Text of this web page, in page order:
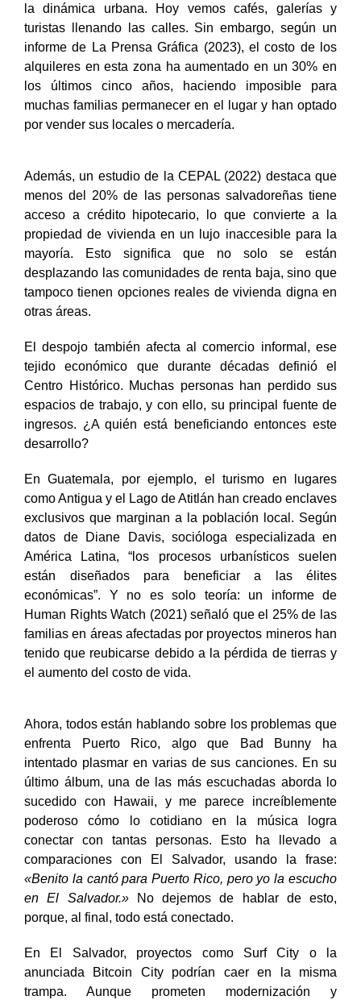
la dinámica urbana. Hoy vemos cafés, galerías y
turistas llenando las calles. Sin embargo, según un
informe de La Prensa Gráfica (2023), el costo de los
alquileres en esta zona ha aumentado en un 30% en
los últimos cinco años, haciendo imposible para
muchas familias permanecer en el lugar y han optado
por vender sus locales o mercadería.
Además, un estudio de la CEPAL (2022) destaca que
menos del 20% de las personas salvadoreñas tiene
acceso a crédito hipotecario, lo que convierte a la
propiedad de vivienda en un lujo inaccesible para la
mayoría. Esto significa que no solo se están
desplazando las comunidades de renta baja, sino que
tampoco tienen opciones reales de vivienda digna en
otras áreas.
El despojo también afecta al comercio informal, ese
tejido económico que durante décadas definió el
Centro Histórico. Muchas personas han perdido sus
espacios de trabajo, y con ello, su principal fuente de
ingresos. ¿A quién está beneficiando entonces este
desarrollo?
En Guatemala, por ejemplo, el turismo en lugares
como Antigua y el Lago de Atitlán han creado enclaves
exclusivos que marginan a la población local. Según
datos de Diane Davis, socióloga especializada en
América Latina, “los procesos urbanísticos suelen
están diseñados para beneficiar a las élites
económicas”. Y no es solo teoría: un informe de
Human Rights Watch (2021) señaló que el 25% de las
familias en áreas afectadas por proyectos mineros han
tenido que reubicarse debido a la pérdida de tierras y
el aumento del costo de vida.
Ahora, todos están hablando sobre los problemas que
enfrenta Puerto Rico, algo que Bad Bunny ha
intentado plasmar en varias de sus canciones. En su
último álbum, una de las más escuchadas aborda lo
sucedido con Hawaii, y me parece increíblemente
poderoso cómo lo cotidiano en la música logra
conectar con tantas personas. Esto ha llevado a
comparaciones con El Salvador, usando la frase:
«Benito la cantó para Puerto Rico, pero yo la escucho
en El Salvador.»No dejemos de hablar de esto,
porque, al final, todo está conectado.
En El Salvador, proyectos como Surf City o la
anunciada Bitcoin City podrían caer en la misma
trampa. Aunque prometen modernización y